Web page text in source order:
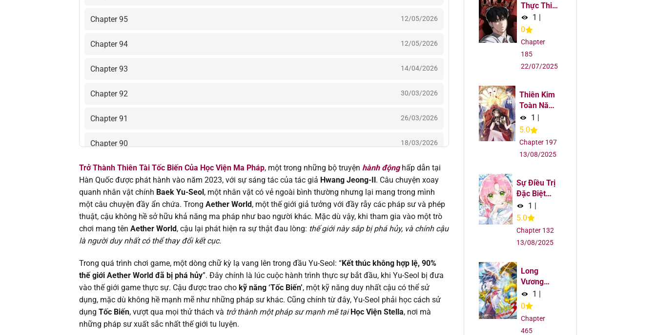
Chapter 95 12/05/2026
Chapter 94 12/05/2026
Chapter 93 14/04/2026
Chapter 92 30/03/2026
Chapter 91 26/03/2026
Chapter 90 18/03/2026
Chapter 89 18/03/2026
Chapter 88 18/03/2026
Chapter 87 18/03/2026
Chapter 86
Chapter 85 03/02/2026
Chapter 84 20/01/2026
Chapter 83 13/01/2026
Trở Thành Thiên Tài Tốc Biến Của Học Viện Ma Pháp, một trong những bộ truyện hành độnghấp dẫn tại
Hàn Quốc được phát hành vào năm 2023, với sự sáng tác của tác giả Hwang Jeong-Il. Câu chuyện xoay
quanh nhân vật chính Baek Yu-Seol, một nhân vật có vẻ ngoài bình thường nhưng lại mang trong mình
một câu chuyện đầy ẩn chứa. Trong Aether World, một thế giới giả tưởng với đầy rẫy các pháp sư và phép
thuật, cậu không hề sở hữu khả năng ma pháp như bao người khác. Mặc dù vậy, khi tham gia vào một trò
chơi mang tên Aether World, cậu lại phát hiện ra sự thật đau lòng: thế giới này sắp bị phá hủy, và chính cậu
là người duy nhất có thể thay đổi kết cục.
Trong quá trình chơi game, một dòng chữ kỳ lạ vang lên trong đầu Yu-Seol: “Kết thúc không hợp lệ, 90%
thế giới Aether World đã bị phá hủy”. Đây chính là lúc cuộc hành trình thực sự bắt đầu, khi Yu-Seol bị đưa
vào thế giới game thực sự. Cậu được trao cho kỹ năng ‘Tốc Biến’, một kỹ năng duy nhất cậu có thể sử
dụng, mặc dù không hề mạnh mẽ như những pháp sư khác. Cũng chính từ đây, Yu-Seol phải học cách sử
dụng Tốc Biến, vượt qua mọi thử thách và trở thành một pháp sư mạnh mẽ tại Học Viện Stella, nơi mà
những pháp sư xuất sắc nhất thế giới tu luyện.
Thực Thi
Công Lý
1
0
Chapter
185
22/07/2025
Thiên Kim
Toàn Năng
Đại Tài
1 |
5.0
Chapter 197
13/08/2025
Sự Điều Trị
Đặc Biệt
Của Tinh
Linh
1 |
5.0
Chapter 132
13/08/2025
Long
Vương
Truyền
Thuyết
1 |
0
Chapter
465